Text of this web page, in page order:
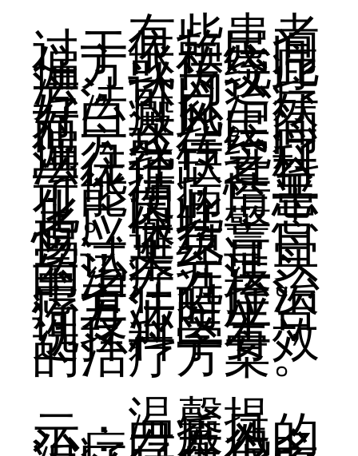
有些患者
过于依赖民间
偏方或传统疗
法，认为这些
方法可以治疗
好白癜风。然
而，这些民间
偏方或传统疗
法往往缺乏科
学依据，甚至
可能使病情恶
化。因此，患
者应保持警
惕，避免盲目
尝试未经证实
的治疗方法。
患者在选择治
疗方法时应咨
询专业医生，
选择科学有效
的治疗方案。
温馨提
示：白癜风的